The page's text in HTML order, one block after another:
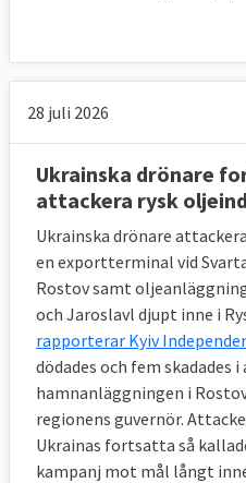
28 juli 2026
Ukrainska drönare
attackera rysk
Ukrainska drönare
en exportterminal vid
Rostov samt
och Jaroslavl djupt inne i
rapporterar Kyiv
dödades och fem skadades
hamnanläggningen i
regionens guvernör.
Ukrainas fortsatta så
kampanj mot mål långt